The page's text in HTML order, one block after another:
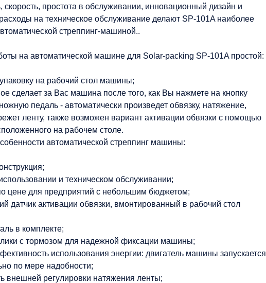
скорость, простота в обслуживании, инновационный дизайн и
на техническое обслуживание делают SP-101A наиболее
стреппинг-машиной..
на автоматической машине для Solar-packing SP-101A простой:
на рабочий стол машины;
сделает за Вас машина после того, как Вы нажмете на кнопку
педаль - автоматически произведет обвязку, натяжение,
ленту, также возможен вариант активации обвязки с помощью
на рабочем столе.
автоматической стреппинг машины:
и техническом обслуживании;
цене для предприятий с небольшим бюджетом;
датчик активации обвязки, вмонтированный в рабочий стол
в комплекте;
с тормозом для надежной фиксации машины;
использования энергии: двигатель машины запускается
по мере надобности;
внешней регулировки натяжения ленты;